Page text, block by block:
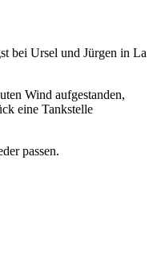
bei Ursel und Jürgen in La
Wind aufgestanden,
eine Tankstelle
passen.